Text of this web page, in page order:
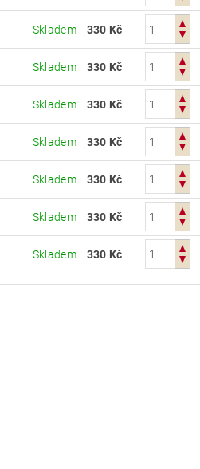
Skladem 330 Kč
Skladem 330 Kč
Skladem 330 Kč
Skladem 330 Kč
Skladem 330 Kč
Skladem 330 Kč
Skladem 330 Kč